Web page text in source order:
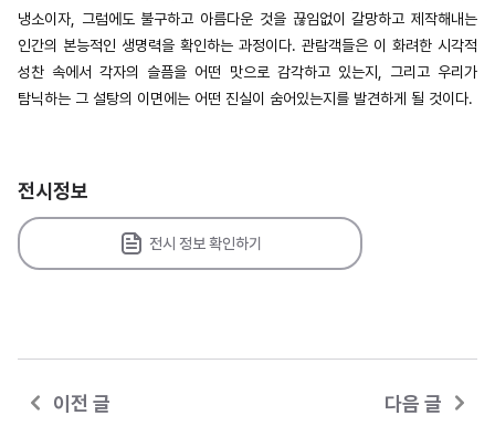
냉소이자, 그럼에도 불구하고 아름다운 것을 끊임없이 갈망하고 제작해내는
인간의 본능적인 생명력을 확인하는 과정이다. 관람객들은 이 화려한 시각적
성찬 속에서 각자의 슬픔을 어떤 맛으로 감각하고 있는지, 그리고 우리가
탐닉하는 그 설탕의 이면에는 어떤 진실이 숨어있는지를 발견하게 될 것이다.
전시정보
전시 정보 확인하기
이전 글 다음 글